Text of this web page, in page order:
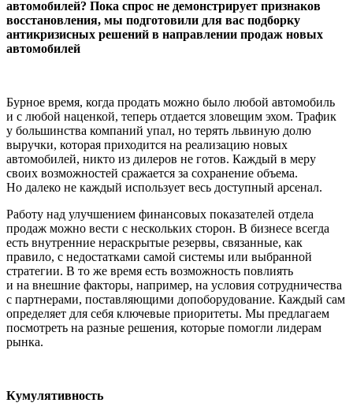
автомобилей? Пока спрос не демонстрирует признаков
восстановления, мы подготовили для вас подборку
антикризисных решений в направлении продаж новых
автомобилей
Бурное время, когда продать можно было любой автомобиль
и с любой наценкой, теперь отдается зловещим эхом. Трафик
у большинства компаний упал, но терять львиную долю
выручки, которая приходится на реализацию новых
автомобилей, никто из дилеров не готов. Каждый в меру
своих возможностей сражается за сохранение объема.
Но далеко не каждый использует весь доступный арсенал.
Работу над улучшением финансовых показателей отдела
продаж можно вести с нескольких сторон. В бизнесе всегда
есть внутренние нераскрытые резервы, связанные, как
правило, с недостатками самой системы или выбранной
стратегии. В то же время есть возможность повлиять
и на внешние факторы, например, на условия сотрудничества
с партнерами, поставляющими допоборудование. Каждый сам
определяет для себя ключевые приоритеты. Мы предлагаем
посмотреть на разные решения, которые помогли лидерам
рынка.
Кумулятивность